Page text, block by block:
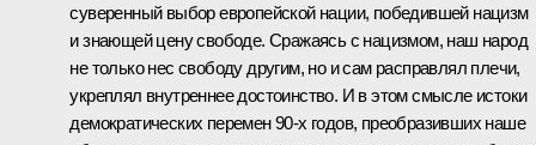
суверенный выбор европейской нации, победившей нацизм
и знающей цену свободе. Сражаясь с нацизмом, наш народ
не только нес свободу другим, но и сам расправлял плечи,
укреплял внутреннее достоинство. И в этом смысле истоки
демократических перемен 90-х годов, преобразивших наше